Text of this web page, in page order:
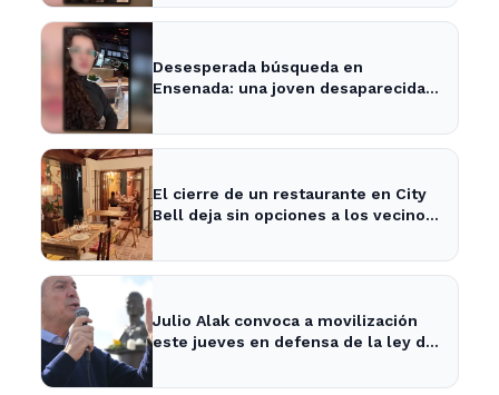
Desesperada búsqueda en
Ensenada: una joven desaparecida
El cierre de un restaurante en City
Bell deja sin opciones a los vecinos
Julio Alak convoca a movilización
este jueves en defensa de la ley de